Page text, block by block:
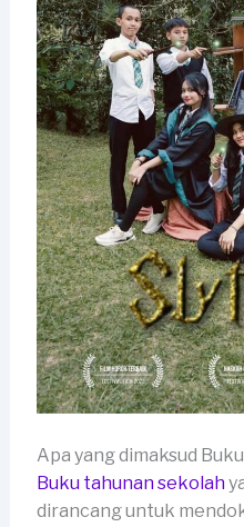
Apa yang dimaksud
Buku tahunan sekolah
dirancang untuk